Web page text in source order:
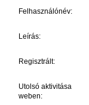
Felhasználónév:
Leírás:
Regisztrált:
Utolsó aktivitása
weben: